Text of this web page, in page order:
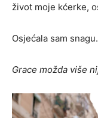
život moje kćerke,
Osjećala sam snagu.
Grace možda više